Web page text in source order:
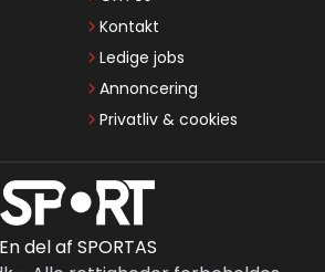
Kontakt
Ledige jobs
Annoncering
Privatliv & cookies
En del af SPORTAS